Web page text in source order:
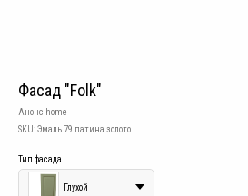
Фасад "Folk"
Анонс home
SKU:Эмаль 79 патина золото
Тип фасада
Глухой